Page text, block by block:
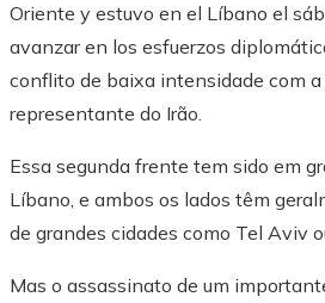
Oriente y estuvo en el Líbano el
avanzar en los esfuerzos
conflito de baixa intensidade com
representante do Irão.
Essa segunda frente tem sido em
Líbano, e ambos os lados têm
de grandes cidades como Tel Aviv
Mas o assassinato de um